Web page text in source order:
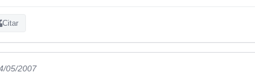
duda que me ocurre muy a menudo:
del kit creado, cosa que al cambiar de kit o apagar la
por cierto me tiene bastante mosqueado, ya que su edición así es
Citar
05/2007